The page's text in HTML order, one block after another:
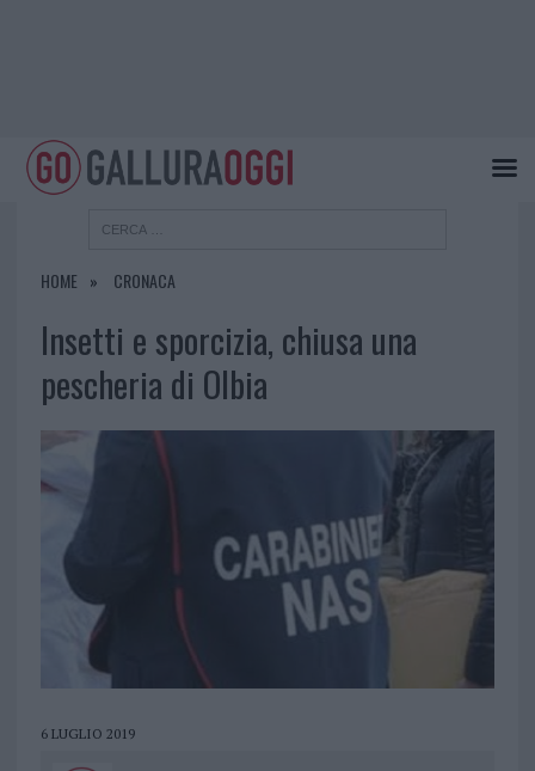
HOME CRONACA
Insetti e sporcizia, chiusa una
pescheria di Olbia
6 LUGLIO 2019